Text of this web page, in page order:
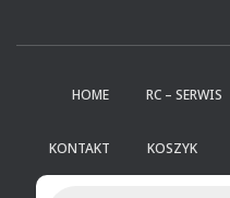
HOME RC – SERWIS
KONTAKT KOSZYK